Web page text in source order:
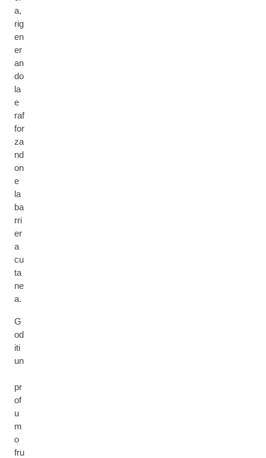
a,
rig
en
er
an
do
la
e
raf
for
za
nd
on
e
la
ba
rri
er
a
cu
ta
ne
a.
G
od
iti
un
pr
of
u
m
o
fru